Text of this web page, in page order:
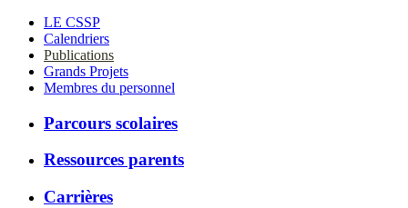
LE CSSP
Calendriers
Publications
Grands Projets
Membres du personnel
Parcours scolaires
Ressources parents
Carrières